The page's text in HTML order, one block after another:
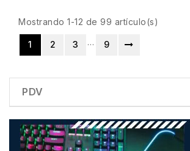
Mostrando 1-12 de 99 artículo(s)
1 2 3 … 9
PDV